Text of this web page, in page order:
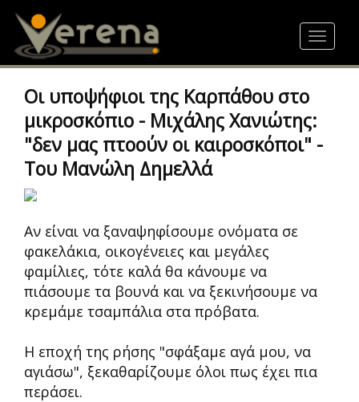
content
Toggle
Οι υποψήφιοι της Καρπάθου στο
μικροσκόπιο - Μιχάλης Χανιώτης:
"δεν μας πτοούν οι καιροσκόποι" -
Tου Μανώλη Δημελλά
Αν είναι να ξαναψηφίσουμε ονόματα σε
φακελάκια, οικογένειες και μεγάλες
φαμίλιες, τότε καλά θα κάνουμε να
πιάσουμε τα βουνά και να ξεκινήσουμε να
κρεμάμε τσαμπάλια στα πρόβατα.
Η εποχή της ρήσης "σφάξαμε αγά μου, να
αγιάσω", ξεκαθαρίζουμε όλοι πως έχει πια
περάσει.